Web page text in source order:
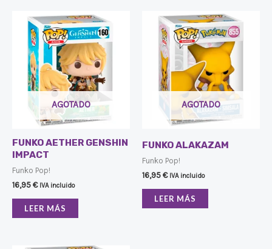
AGOTADO
FUNKO AETHER GENSHIN
IMPACT
Funko Pop!
16,95€ IVA incluido
LEER MÁS
AGOTADO
FUNKO ALAKAZAM
Funko Pop!
16,95€ IVA incluido
LEER MÁS